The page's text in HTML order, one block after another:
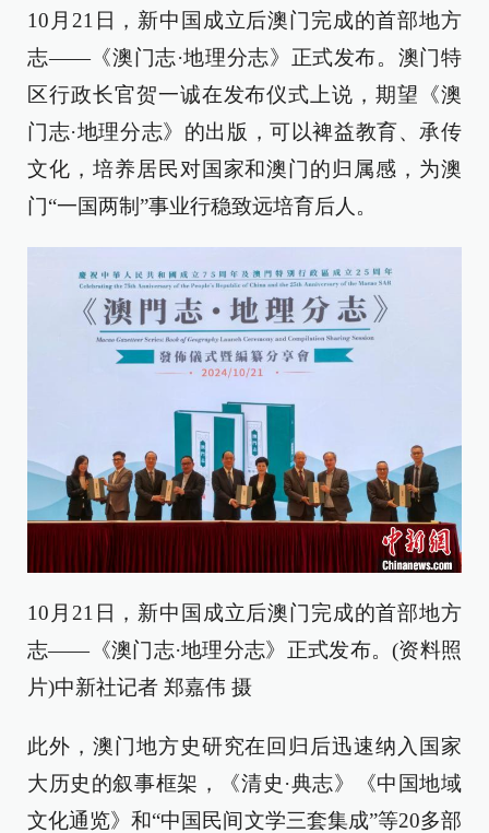
10月21日，新中国成立后澳门完成的首部地方
志——《澳门志·地理分志》正式发布。澳门特
区行政长官贺一诚在发布仪式上说，期望《澳
门志·地理分志》的出版，可以裨益教育、承传
文化，培养居民对国家和澳门的归属感，为澳
门“一国两制”事业行稳致远培育后人。
10月21日，新中国成立后澳门完成的首部地方
志——《澳门志·地理分志》正式发布。(资料照
片)中新社记者 郑嘉伟 摄
此外，澳门地方史研究在回归后迅速纳入国家
大历史的叙事框架，《清史·典志》《中国地域
文化通览》和“中国民间文学三套集成”等20多部